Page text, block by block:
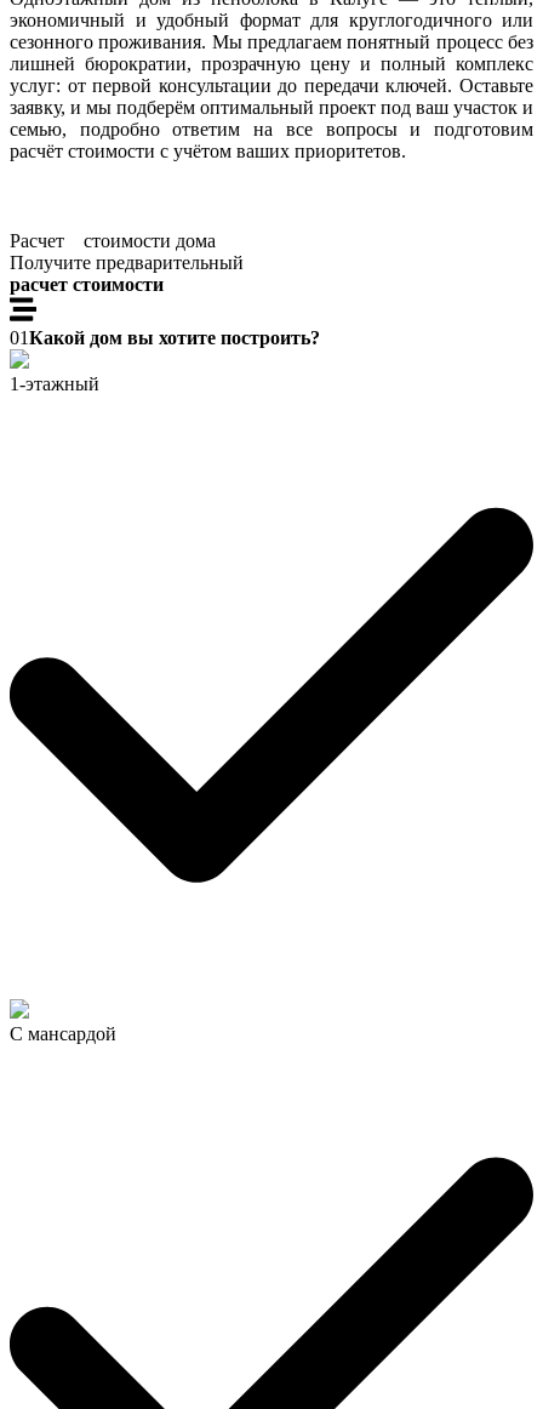
экономичный и удобный формат для круглогодичного или
сезонного проживания. Мы предлагаем понятный процесс без
лишней бюрократии, прозрачную цену и полный комплекс
услуг: от первой консультации до передачи ключей. Оставьте
заявку, и мы подберём оптимальный проект под ваш участок и
семью, подробно ответим на все вопросы и подготовим
расчёт стоимости с учётом ваших приоритетов.
Расчет стоимости дома
Получите предварительный
расчет стоимости
01Какой дом вы хотите построить?
1-этажный
С мансардой